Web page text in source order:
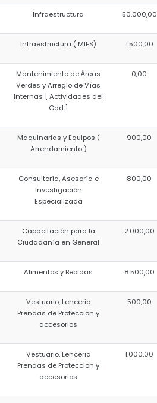
Infraestructura 50.000,00
Infraestructura ( MIES) 1.500,00
Mantenimiento de Áreas
Verdes y Arreglo de Vías
Internas [ Actividades del
Gad ]
0,00
Maquinarias y Equipos (
Arrendamiento )
900,00
Consultoría, Asesoría e
Investigación
Especializada
800,00
Capacitación para la
Ciudadanía en General
2.000,00
Alimentos y Bebidas 8.500,00
Vestuario, Lenceria
Prendas de Proteccion y
accesorios
500,00
Vestuario, Lenceria
Prendas de Proteccion y
accesorios
1.000,00